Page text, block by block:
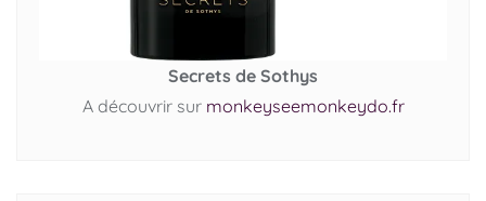
Secrets de Sothys
A découvrir sur monkeyseemonkeydo.fr